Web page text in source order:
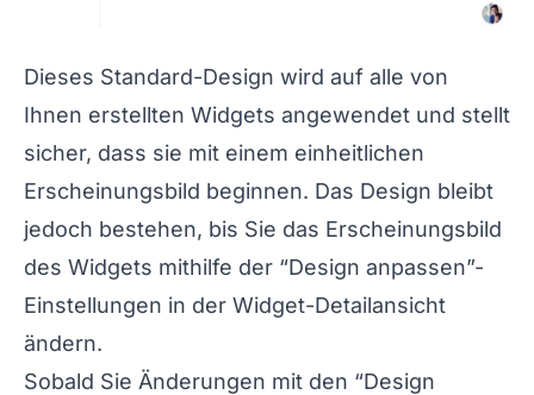
Dieses Standard-Design wird auf alle von
Ihnen erstellten Widgets angewendet und stellt
sicher, dass sie mit einem einheitlichen
Erscheinungsbild beginnen. Das Design bleibt
jedoch bestehen, bis Sie das Erscheinungsbild
des Widgets mithilfe der “Design anpassen”-
Einstellungen in der Widget-Detailansicht
ändern.
Sobald Sie Änderungen mit den “Design